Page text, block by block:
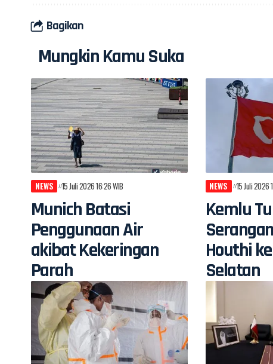
Bagikan
Mungkin Kamu Suka
NEWS 15 Juli 2026 16:26 WIB
Munich Batasi
Penggunaan Air
akibat Kekeringan
Parah
NEWS 15 Juli 2026
Kemlu
Houthi
Selatan